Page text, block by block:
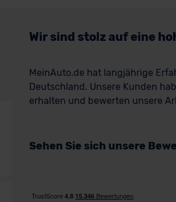
Wir sind stolz auf eine
MeinAuto.de hat langjährige
Deutschland. Unsere Kunden
erhalten und bewerten unsere
Sehen Sie sich unsere